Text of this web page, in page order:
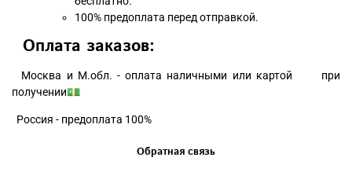
100% предоплата перед отправкой.
Оплата заказов:
Москва и М.обл. - оплата наличными или картой при
получении💵
Россия - предоплата 100%
Обратная связь